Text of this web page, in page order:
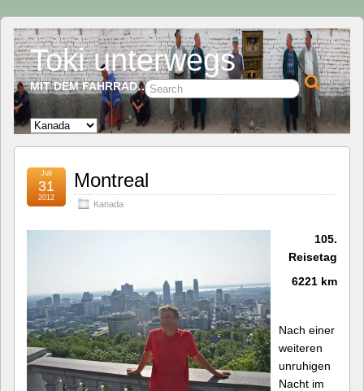
Toki unterwegs
MIT DEM FAHRRAD…
Montreal
Kanada
Juli
31
2012
105.
Reisetag
6221 km
Nach einer
weiteren
unruhigen
Nacht im